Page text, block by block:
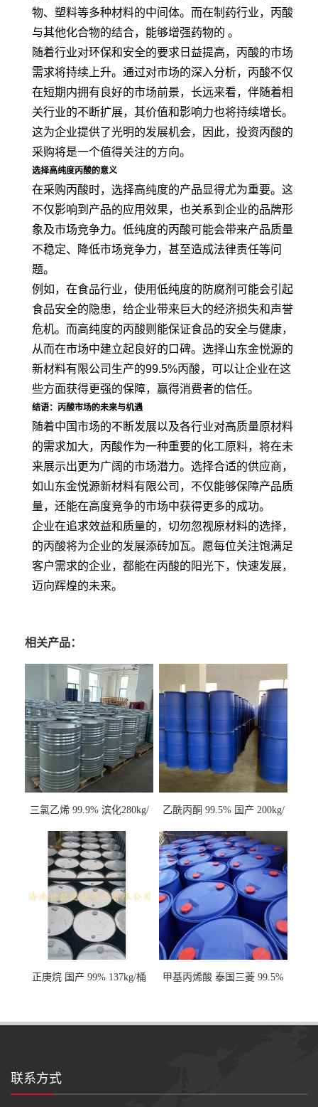
物、塑料等多种材料的中间体。而在制药行业，丙酸
与其他化合物的结合，能够增强药物的 。
随着行业对环保和安全的要求日益提高，丙酸的市场
需求将持续上升。通过对市场的深入分析，丙酸不仅
在短期内拥有良好的市场前景，长远来看，伴随着相
关行业的不断扩展，其价值和影响力也将持续增长。
这为企业提供了光明的发展机会，因此，投资丙酸的
采购将是一个值得关注的方向。
选择高纯度丙酸的意义
在采购丙酸时，选择高纯度的产品显得尤为重要。这
不仅影响到产品的应用效果，也关系到企业的品牌形
象及市场竞争力。低纯度的丙酸可能会带来产品质量
不稳定、降低市场竞争力，甚至造成法律责任等问
题。
例如，在食品行业，使用低纯度的防腐剂可能会引起
食品安全的隐患，给企业带来巨大的经济损失和声誉
危机。而高纯度的丙酸则能保证食品的安全与健康，
从而在市场中建立起良好的口碑。选择山东金悦源的
新材料有限公司生产的99.5%丙酸，可以让企业在这
些方面获得更强的保障，赢得消费者的信任。
结语：丙酸市场的未来与机遇
随着中国市场的不断发展以及各行业对高质量原材料
的需求加大，丙酸作为一种重要的化工原料，将在未
来展示出更为广阔的市场潜力。选择合适的供应商，
如山东金悦源新材料有限公司，不仅能够保障产品质
量，还能在高度竞争的市场中获得更多的成功。
企业在追求效益和质量的，切勿忽视原材料的选择，
的丙酸将为企业的发展添砖加瓦。愿每位关注饱满足
客户需求的企业，都能在丙酸的阳光下，快速发展，
迈向辉煌的未来。
相关产品：
三氯乙烯 99.9% 滨化280kg/
乙酰丙酮 99.5% 国产 200kg/
正庚烷 国产 99% 137kg/桶
甲基丙烯酸 泰国三菱 99.5%
联系方式